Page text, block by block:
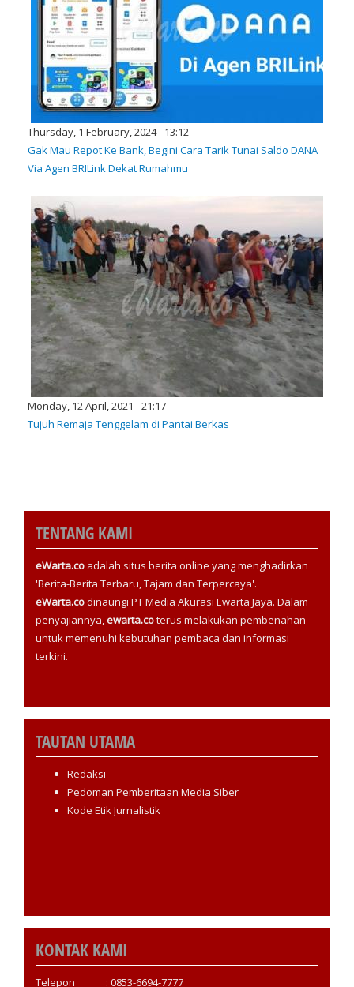
Thursday, 1 February, 2024 - 13:12
Gak Mau Repot Ke Bank, Begini Cara Tarik Tunai Saldo DANA
Via Agen BRILink Dekat Rumahmu
Monday, 12 April, 2021 - 21:17
Tujuh Remaja Tenggelam di Pantai Berkas
TENTANG KAMI
eWarta.co adalah situs berita online yang menghadirkan
'Berita-Berita Terbaru, Tajam dan Terpercaya'.
eWarta.codinaungi PT Media Akurasi Ewarta Jaya. Dalam
penyajiannya,ewarta.coterus melakukan pembenahan
untuk memenuhi kebutuhan pembaca dan informasi
terkini.
TAUTAN UTAMA
Redaksi
Pedoman Pemberitaan Media Siber
Kode Etik Jurnalistik
KONTAK KAMI
Telepon : 0853-6694-7777